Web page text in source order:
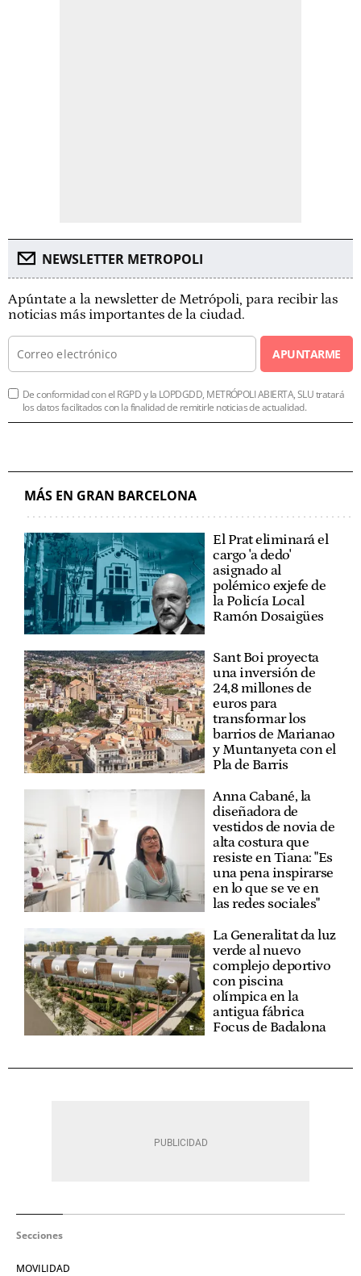
NEWSLETTER METROPOLI
Apúntate a la newsletter de Metrópoli, para recibir las
noticias más importantes de la ciudad.
APUNTARME
De conformidad con el RGPD y la LOPDGDD, METRÓPOLI ABIERTA, SLU tratará
los datos facilitados con la finalidad de remitirle noticias de actualidad.
MÁS EN GRAN BARCELONA
El Prat eliminará el
cargo 'a dedo'
asignado al
polémico exjefe de
la Policía Local
Ramón Dosaigües
Sant Boi proyecta
una inversión de
24,8 millones de
euros para
transformar los
barrios de Marianao
y Muntanyeta con el
Pla de Barris
Anna Cabané, la
diseñadora de
vestidos de novia de
alta costura que
resiste en Tiana: "Es
una pena inspirarse
en lo que se ve en
las redes sociales"
La Generalitat da luz
verde al nuevo
complejo deportivo
con piscina
olímpica en la
antigua fábrica
Focus de Badalona
Secciones
MOVILIDAD